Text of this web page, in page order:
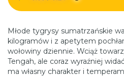
Młode tygrysy sumatrzańskie
kilogramów i z apetytem
wołowiny dziennie. Wciąż
Tengah, ale coraz wyraźniej
ma własny charakter i